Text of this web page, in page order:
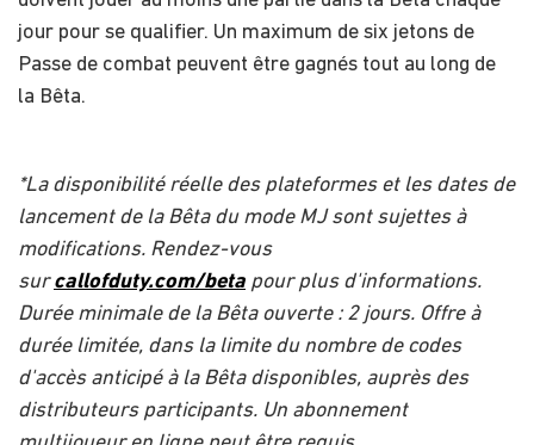
jour pour se qualifier. Un maximum de six jetons de
Passe de combat peuvent être gagnés tout au long de
la Bêta.
*La disponibilité réelle des plateformes et les dates de
lancement de la Bêta du mode MJ sont sujettes à
modifications. Rendez-vous
surcallofduty.com/beta pour plus d'informations.
Durée minimale de la Bêta ouverte : 2 jours. Offre à
durée limitée, dans la limite du nombre de codes
d'accès anticipé à la Bêta disponibles, auprès des
distributeurs participants. Un abonnement